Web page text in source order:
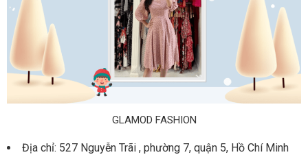
GLAMOD FASHION
Địa chỉ: 527 Nguyễn Trãi , phường 7, quận 5, Hồ Chí Minh